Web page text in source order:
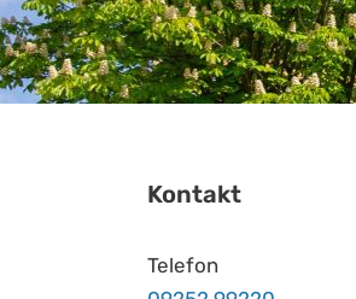
Kontakt
Telefon